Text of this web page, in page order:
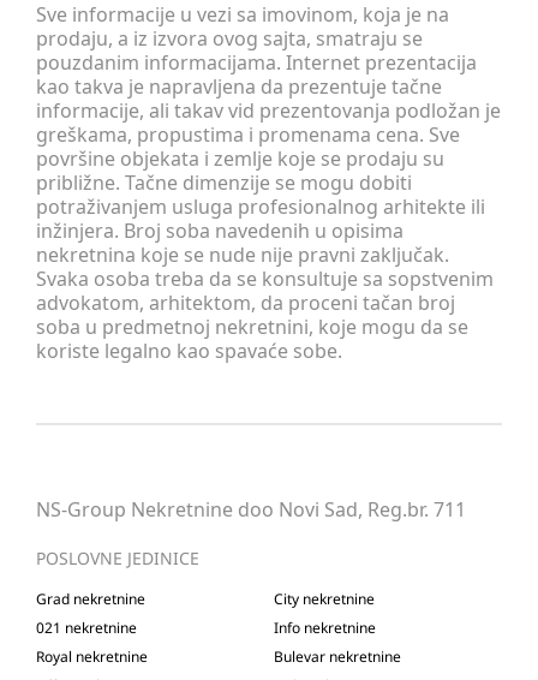
Sve informacije u vezi sa imovinom, koja je na
prodaju, a iz izvora ovog sajta, smatraju se
pouzdanim informacijama. Internet prezentacija
kao takva je napravljena da prezentuje tačne
informacije, ali takav vid prezentovanja podložan je
greškama, propustima i promenama cena. Sve
površine objekata i zemlje koje se prodaju su
približne. Tačne dimenzije se mogu dobiti
potraživanjem usluga profesionalnog arhitekte ili
inžinjera. Broj soba navedenih u opisima
nekretnina koje se nude nije pravni zaključak.
Svaka osoba treba da se konsultuje sa sopstvenim
advokatom, arhitektom, da proceni tačan broj
soba u predmetnoj nekretnini, koje mogu da se
koriste legalno kao spavaće sobe.
NS-Group Nekretnine doo Novi Sad, Reg.br. 711
POSLOVNE JEDINICE
Grad nekretnine
City nekretnine
021 nekretnine
Info nekretnine
Royal nekretnine
Bulevar nekretnine